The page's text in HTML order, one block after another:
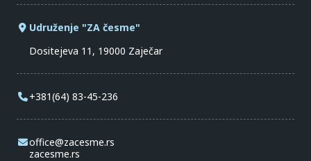
Udruženje "ZA česme"
Dositejeva 11, 19000 Zaječar
+381(64) 83-45-236
office@zacesme.rs
zacesme.rs